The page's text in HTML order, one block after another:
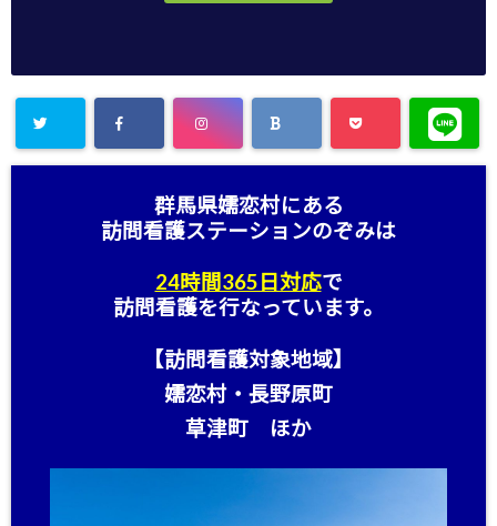
群馬県嬬恋村にある
訪問看護ステーションのぞみは
24時間365日対応で
訪問看護を行なっています。
【訪問看護対象地域】
嬬恋村・長野原町
草津町 ほか